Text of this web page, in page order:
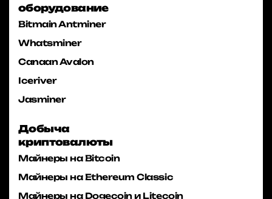
оборудование
Bitmain Antminer
Whatsminer
Canaan Avalon
Iceriver
Jasminer
Добыча
криптовалюты
Майнеры на Bitcoin
Майнеры на Ethereum Classic
Майнеры на Dogecoin и Litecoin